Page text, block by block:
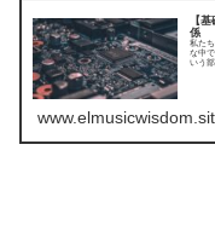
【
係
私た
な中
いう